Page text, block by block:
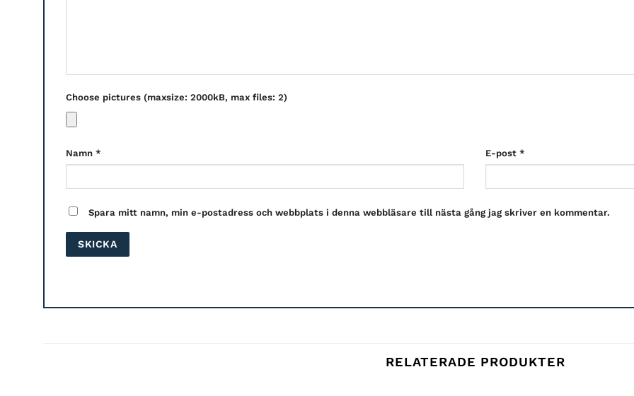
Choose pictures (maxsize: 2000kB, max files: 2)
Namn * E-post *
Spara mitt namn, min e-postadress och webbplats i denna webbläsare till nästa gång jag skriver en kommentar.
RELATERADE PRODUKTER